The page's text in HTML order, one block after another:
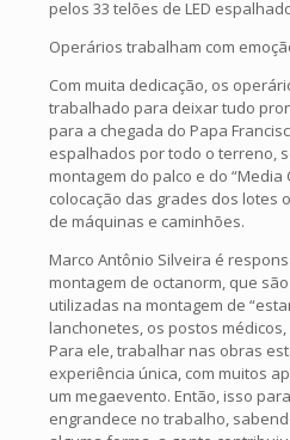
pelos 33 telões de LED
Operários trabalham com
Com muita dedicação, os
trabalhado para deixar tudo
para a chegada do Papa
espalhados por todo o terreno,
montagem do palco e do “Media
colocação das grades dos lotes
de máquinas e caminhões.
Marco Antônio Silveira é
montagem de octanorm, que
utilizadas na montagem de
lanchonetes, os postos
Para ele, trabalhar nas obras
experiência única, com muitos
um megaevento. Então, isso
engrandece no trabalho,